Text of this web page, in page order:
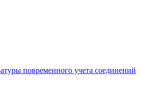
повременного учета соединений